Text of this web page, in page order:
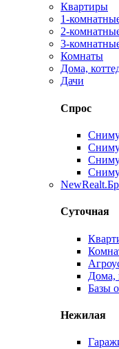
Квартиры
1-
2-
3-
Комнаты
Дома,
Дачи
Спрос
New
Суточная
Дома,
Базы
Нежилая